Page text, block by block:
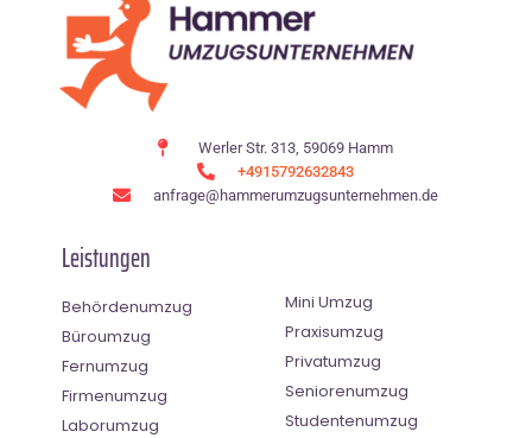
Werler Str. 313, 59069 Hamm
+4915792632843
anfrage@hammerumzugsunternehmen.de
Leistungen
Behördenumzug
Büroumzug
Fernumzug
Firmenumzug
Laborumzug
Mini Umzug
Praxisumzug
Privatumzug
Seniorenumzug
Studentenumzug